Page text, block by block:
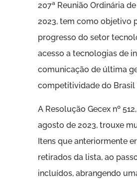
207ª Reunião Ordinária
2023, tem como objetivo
progresso do setor
acesso a tecnologias de
comunicação de última
competitividade do Brasil
A Resolução Gecex nº
agosto de 2023, trouxe
Itens que anteriormente
retirados da lista, ao
incluídos, abrangendo